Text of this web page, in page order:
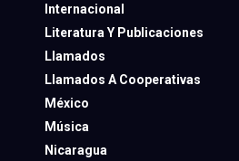
Internacional
Literatura Y Publicaciones
Llamados
Llamados A Cooperativas
México
Música
Nicaragua